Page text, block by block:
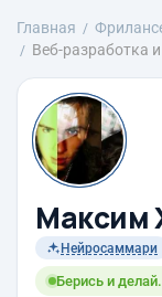
Главная
Веб-разработка
Максим
Нейросаммари
Берись и